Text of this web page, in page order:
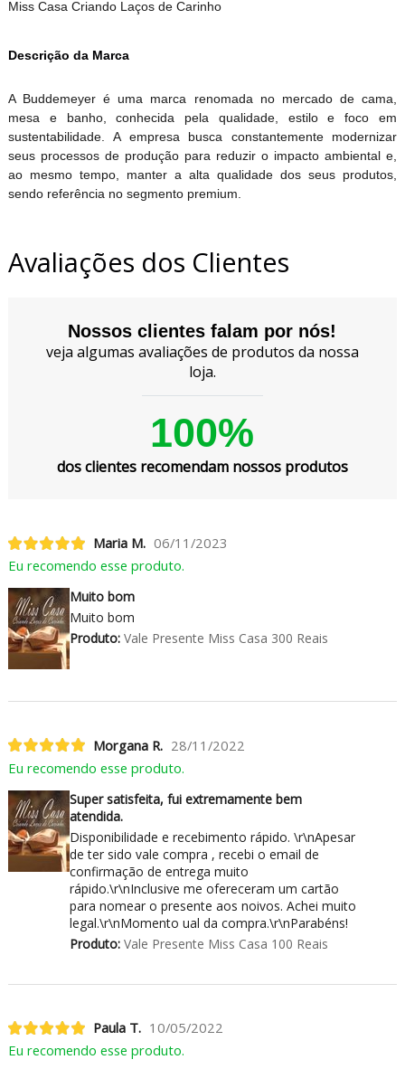
Miss Casa Criando Laços de Carinho
Descrição da Marca
A Buddemeyer é uma marca renomada no mercado de cama,
mesa e banho, conhecida pela qualidade, estilo e foco em
sustentabilidade. A empresa busca constantemente modernizar
seus processos de produção para reduzir o impacto ambiental e,
ao mesmo tempo, manter a alta qualidade dos seus produtos,
sendo referência no segmento premium.
Avaliações dos Clientes
Nossos clientes falam por nós!
veja algumas avaliações de produtos da nossa
loja.
100%
dos clientes recomendam nossos produtos
Maria M. 06/11/2023
Eu recomendo esse produto.
Muito bom
Muito bom
Produto:Vale Presente Miss Casa 300 Reais
Morgana R. 28/11/2022
Eu recomendo esse produto.
Super satisfeita, fui extremamente bem
atendida.
Disponibilidade e recebimento rápido. \r\nApesar
de ter sido vale compra , recebi o email de
confirmação de entrega muito
rápido.\r\nInclusive me ofereceram um cartão
para nomear o presente aos noivos. Achei muito
legal.\r\nMomento ual da compra.\r\nParabéns!
Produto:Vale Presente Miss Casa 100 Reais
Paula T. 10/05/2022
Eu recomendo esse produto.